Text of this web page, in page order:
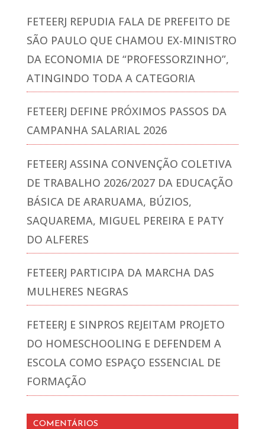
FETEERJ REPUDIA FALA DE PREFEITO DE
SÃO PAULO QUE CHAMOU EX-MINISTRO
DA ECONOMIA DE “PROFESSORZINHO”,
ATINGINDO TODA A CATEGORIA
FETEERJ DEFINE PRÓXIMOS PASSOS DA
CAMPANHA SALARIAL 2026
FETEERJ ASSINA CONVENÇÃO COLETIVA
DE TRABALHO 2026/2027 DA EDUCAÇÃO
BÁSICA DE ARARUAMA, BÚZIOS,
SAQUAREMA, MIGUEL PEREIRA E PATY
DO ALFERES
FETEERJ PARTICIPA DA MARCHA DAS
MULHERES NEGRAS
FETEERJ E SINPROS REJEITAM PROJETO
DO HOMESCHOOLING E DEFENDEM A
ESCOLA COMO ESPAÇO ESSENCIAL DE
FORMAÇÃO
COMENTÁRIOS